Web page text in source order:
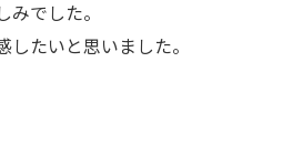
でした。
たいと思いました。